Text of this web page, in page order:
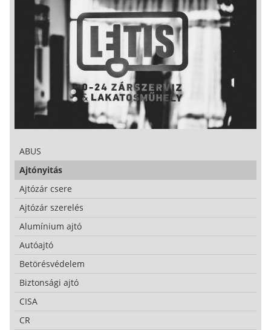
ABUS
Ajtónyitás
Ajtózár csere
Ajtózár szerelés
Alumínium ajtó
Autóajtó
Betörésvédelem
Biztonsági ajtó
CISA
CR